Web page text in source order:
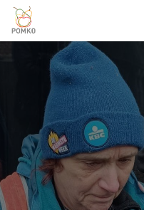
Overslaan naar inhoud